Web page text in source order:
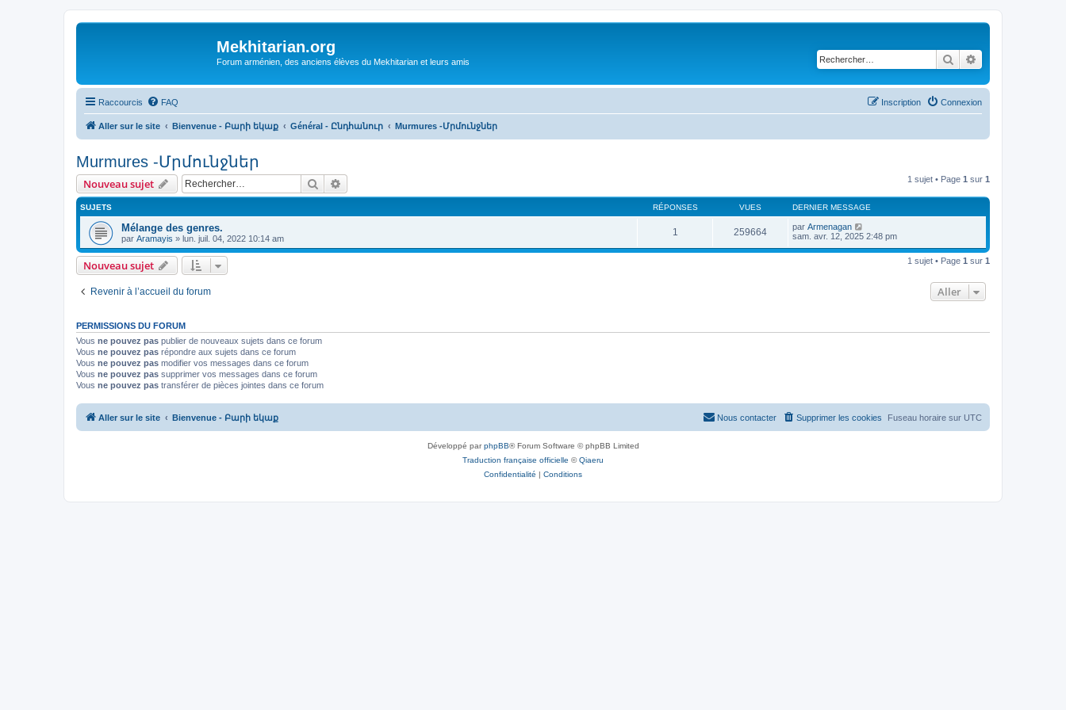
Mekhitarian.org
Forum arménien, des anciens élèves du Mekhitarian et leurs amis Rechercher
Raccourcis FAQ Connexion
Inscription
Aller sur le site Bienvenue - Բարի եկաք Général - Ընդհանուր Murmures -Մրմունջներ
Murmures -Մրմունջներ
Nouveau sujet Rechercher 1 sujet • Page 1 sur 1
SUJETS RÉPONSES VUES DERNIER MESSAGE
Mélange des genres.
par Aramayis » lun. juil. 04, 2022 10:14 am
1 259664 par Armenagan
sam. avr. 12, 2025 2:48 pm
Nouveau sujet 1 sujet • Page 1 sur 1
Revenir à l’accueil du forum Aller
PERMISSIONS DU FORUM
Vous ne pouvez pas publier de nouveaux sujets dans ce forum
Vous ne pouvez pas répondre aux sujets dans ce forum
Vous ne pouvez pas modifier vos messages dans ce forum
Vous ne pouvez pas supprimer vos messages dans ce forum
Vous ne pouvez pas transférer de pièces jointes dans ce forum
Aller sur le site Bienvenue - Բարի եկաք Fuseau horaire sur UTC
Supprimer les cookies
Nous contacter
Développé parphpBB® Forum Software © phpBB Limited
Traduction française officielle ©Qiaeru
Confidentialité | Conditions